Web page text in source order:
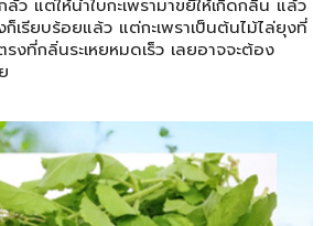
ลัว แต่ให้นำใบกะเพรามาขยี้ให้เกิดกลิ่น แล้ว
ก็เรียบร้อยแล้ว แต่กะเพราเป็นต้นไม้ไล่ยุงที่
ที่กลิ่นระเหยหมดเร็ว เลยอาจจะต้อง